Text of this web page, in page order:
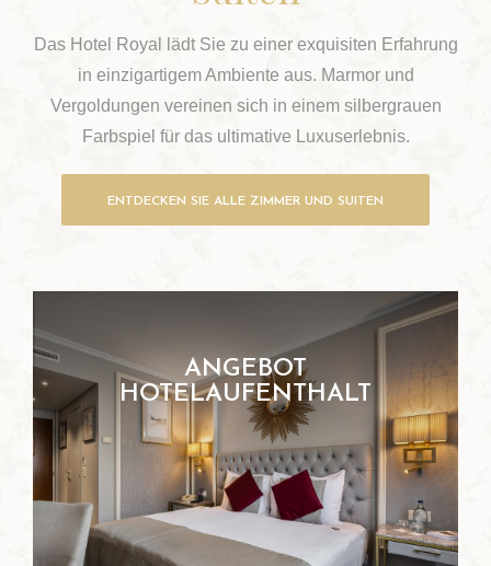
Das Hotel Royal lädt Sie zu einer exquisiten Erfahrung
in einzigartigem Ambiente aus. Marmor und
Vergoldungen vereinen sich in einem silbergrauen
Farbspiel für das ultimative Luxuserlebnis.
ENTDECKEN SIE ALLE ZIMMER UND SUITEN
ANGEBOT
HOTELAUFENTHALT